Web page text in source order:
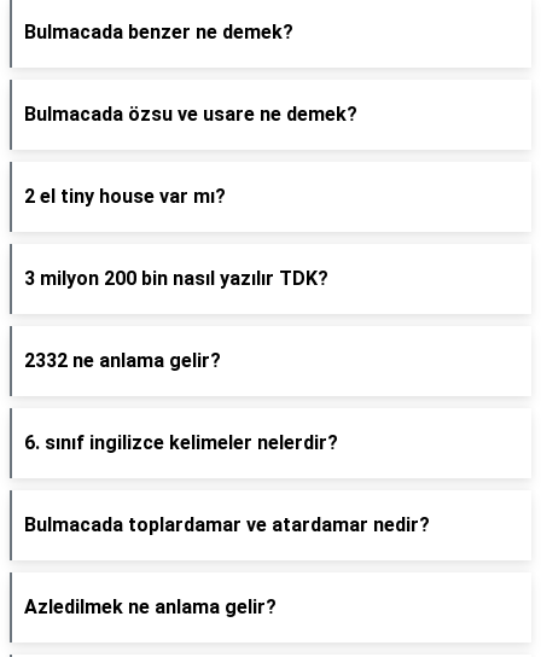
Bulmacada benzer ne demek?
Bulmacada özsu ve usare ne demek?
2 el tiny house var mı?
3 milyon 200 bin nasıl yazılır TDK?
2332 ne anlama gelir?
6. sınıf ingilizce kelimeler nelerdir?
Bulmacada toplardamar ve atardamar nedir?
Azledilmek ne anlama gelir?